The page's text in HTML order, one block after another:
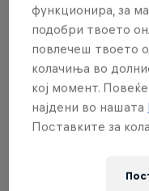
Сакаш
функционира, за
подобри твоето
повлечеш твоето
колачиња во
кој момент.
најдени во нашата
Поставките за